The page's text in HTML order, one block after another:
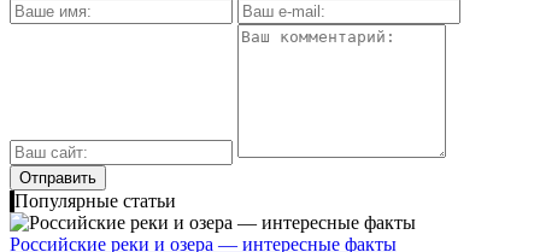
Популярные статьи
Российские реки и озера — интересные факты